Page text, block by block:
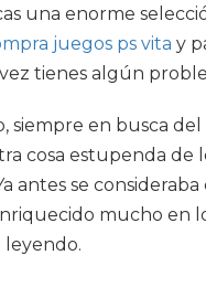
una enorme
juegos ps vita y
tienes algún
en busca del
cosa estupenda
antes se
mucho en
leyendo.